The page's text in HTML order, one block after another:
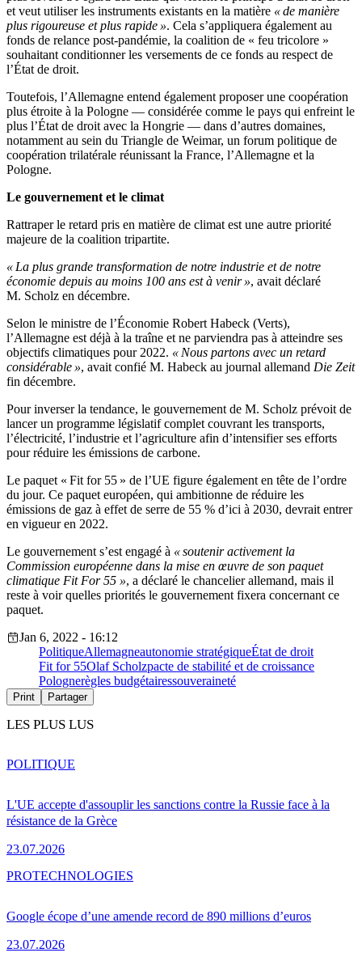
et veut utiliser les instruments existants en la matière « de manière
plus rigoureuse et plus rapide ». Cela s’appliquera également au
fonds de relance post-pandémie, la coalition de « feu tricolore »
souhaitant conditionner les versements de ce fonds au respect de
l’État de droit.
Toutefois, l’Allemagne entend également proposer une coopération
plus étroite à la Pologne — considérée comme le pays qui enfreint le
plus l’État de droit avec la Hongrie — dans d’autres domaines,
notamment au sein du Triangle de Weimar, un forum politique de
coopération trilatérale réunissant la France, l’Allemagne et la
Pologne.
Le gouvernement et le climat
Rattraper le retard pris en matière de climat est une autre priorité
majeure de la coalition tripartite.
« La plus grande transformation de notre industrie et de notre
économie depuis au moins 100 ans est à venir », avait déclaré
M. Scholz en décembre.
Selon le ministre de l’Économie Robert Habeck (Verts),
l’Allemagne est déjà à la traîne et ne parviendra pas à atteindre ses
objectifs climatiques pour 2022. « Nous partons avec un retard
considérable », avait confié M. Habeck au journal allemand Die Zeit
fin décembre.
Pour inverser la tendance, le gouvernement de M. Scholz prévoit de
lancer un programme législatif complet couvrant les transports,
l’électricité, l’industrie et l’agriculture afin d’intensifier ses efforts
pour réduire les émissions de carbone.
Le paquet « Fit for 55 » de l’UE figure également en tête de l’ordre
du jour. Ce paquet européen, qui ambitionne de réduire les
émissions de gaz à effet de serre de 55 % d’ici à 2030, devrait entrer
en vigueur en 2022.
Le gouvernement s’est engagé à « soutenir activement la
Commission européenne dans la mise en œuvre de son paquet
climatique Fit For 55 », a déclaré le chancelier allemand, mais il
reste à voir quelles priorités le gouvernement fixera concernant ce
paquet.
Jan 6, 2022 - 16:12
PolitiqueAllemagneautonomie stratégiqueÉtat de droit
Fit for 55Olaf Scholzpacte de stabilité et de croissance
Polognerègles budgétairessouveraineté
Print Partager
LES PLUS LUS
L'UE accepte d'assouplir les sanctions contre la Russie face à la
résistance de la Grèce
23.07.2026
POLITIQUE
Google écope d’une amende record de 890 millions d’euros
23.07.2026
PROTECHNOLOGIES